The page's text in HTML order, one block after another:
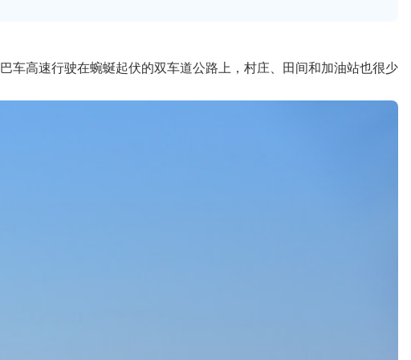
车高速行驶在蜿蜒起伏的双车道公路上，村庄、田间和加油站也很少